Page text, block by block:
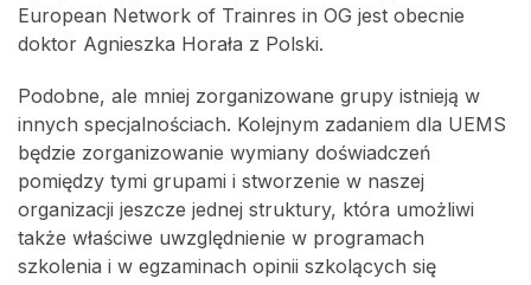
European Network of Trainres in OG jest obecnie
doktor Agnieszka Horała z Polski.
Podobne, ale mniej zorganizowane grupy istnieją w
innych specjalnościach. Kolejnym zadaniem dla UEMS
będzie zorganizowanie wymiany doświadczeń
pomiędzy tymi grupami i stworzenie w naszej
organizacji jeszcze jednej struktury, która umożliwi
także właściwe uwzględnienie w programach
szkolenia i w egzaminach opinii szkolących się